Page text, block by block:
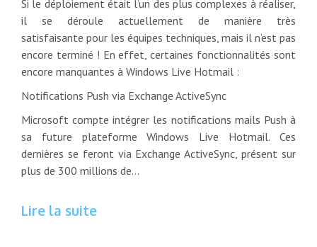
Si le déploiement était l’un des plus complexes à réaliser,
il se déroule actuellement de manière très
satisfaisante pour les équipes techniques, mais il n’est pas
encore terminé ! En effet, certaines fonctionnalités sont
encore manquantes à Windows Live Hotmail :
Notifications Push via Exchange ActiveSync
Microsoft compte intégrer les notifications mails Push à
sa future plateforme Windows Live Hotmail. Ces
dernières se feront via Exchange ActiveSync, présent sur
plus de 300 millions de…
Lire la suite